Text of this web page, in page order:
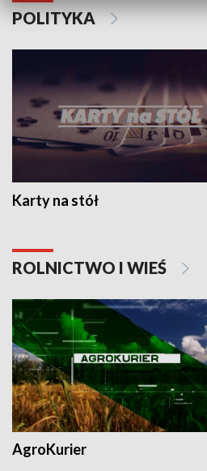
POLITYKA
Karty na stół
ROLNICTWO I WIEŚ
AgroKurier